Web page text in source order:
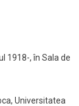
1918-, în Sala de
Universitatea